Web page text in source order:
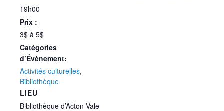
19h00
Prix :
3$ à 5$
Catégories
d’Évènement:
Activités culturelles,
Bibliothèque
LIEU
Bibliothèque d’Acton Vale